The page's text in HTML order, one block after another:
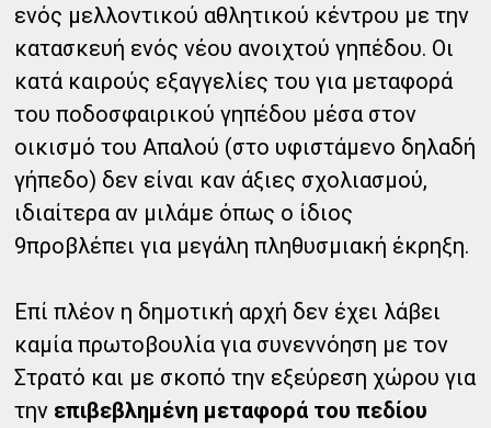
ενός μελλοντικού αθλητικού κέντρου με την
κατασκευή ενός νέου ανοιχτού γηπέδου. Οι
κατά καιρούς εξαγγελίες του για μεταφορά
του ποδοσφαιρικού γηπέδου μέσα στον
οικισμό του Απαλού (στο υφιστάμενο δηλαδή
γήπεδο) δεν είναι καν άξιες σχολιασμού,
ιδιαίτερα αν μιλάμε όπως ο ίδιος
9προβλέπει για μεγάλη πληθυσμιακή έκρηξη.
Επί πλέον η δημοτική αρχή δεν έχει λάβει
καμία πρωτοβουλία για συνεννόηση με τον
Στρατό και με σκοπό την εξεύρεση χώρου για
την επιβεβλημένη μεταφορά του πεδίου